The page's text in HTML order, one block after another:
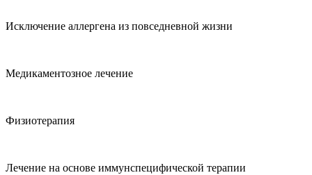
Исключение аллергена из повседневной жизни
Медикаментозное лечение
Физиотерапия
Лечение на основе иммунспецифической терапии